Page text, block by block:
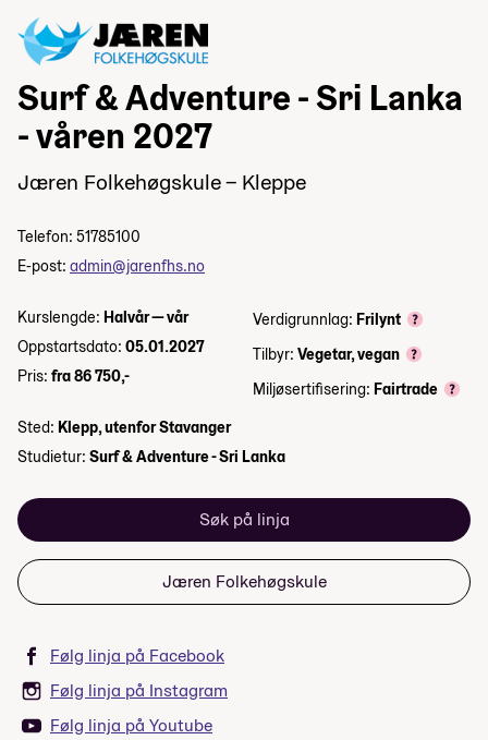
Surf & Adventure - Sri Lanka
- våren 2027
Jæren Folkehøgskule – Kleppe
Telefon: 51785100
E-post: admin@jarenfhs.no
Kurslengde: Halvår — vår
Oppstartsdato: 05.01.2027
Pris: fra 86 750,-
Verdigrunnlag: Frilynt
Tilbyr: Vegetar, vegan
Miljøsertifisering: Fairtrade
Sted: Klepp, utenfor Stavanger
Studietur: Surf & Adventure - Sri Lanka
Søk på linja
Jæren Folkehøgskule
Følg linja på Facebook
Følg linja på Instagram
Følg linja på Youtube